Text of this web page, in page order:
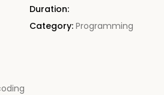
Duration:
Category: Programming